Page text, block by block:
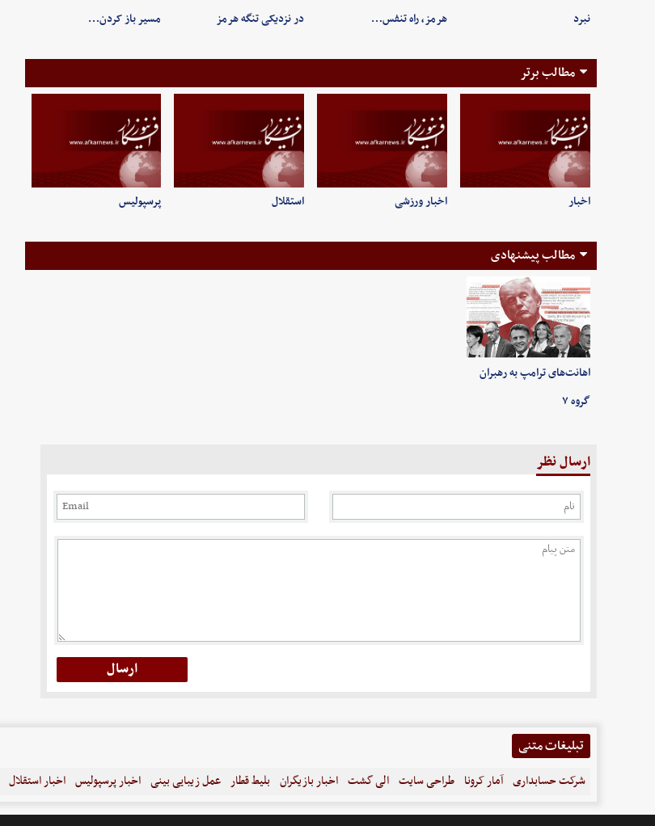
نبرد
هرمز، راه تنفس…
در نزدیکی تنگه هرمز
مسیر باز کردن…
مطالب برتر
اخبار اخبار ورزشی استقلال پرسپولیس
مطالب پیشنهادی
اهانت‌های ترامپ به رهبران
گروه ۷
ارسال نظر
تبلیغات متنی
شرکت حسابداری آمار کرونا طراحی سایت الی گشت اخبار بازیگران بلیط قطار عمل زیبایی بینی اخبار پرسپولیس اخبار استقلال